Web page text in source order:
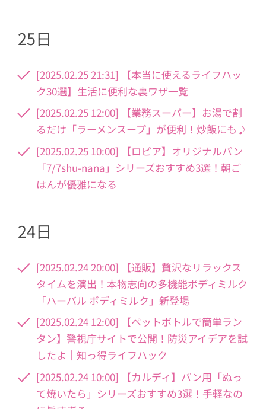
25日
[2025.02.25 21:31] 【本当に使えるライフハッ
ク30選】生活に便利な裏ワザ一覧
[2025.02.25 12:00] 【業務スーパー】お湯で割
るだけ「ラーメンスープ」が便利！炒飯にも♪
[2025.02.25 10:00] 【ロピア】オリジナルパン
「7/7shu-nana」シリーズおすすめ3選！朝ご
はんが優雅になる
24日
[2025.02.24 20:00] 【通販】贅沢なリラックス
タイムを演出！本物志向の多機能ボディミルク
「ハーバル ボディミルク」新登場
[2025.02.24 12:00] 【ペットボトルで簡単ラン
タン】警視庁サイトで公開！防災アイデアを試
したよ｜知っ得ライフハック
[2025.02.24 10:00] 【カルディ】パン用「ぬっ
て焼いたら」シリーズおすすめ3選！手軽なの